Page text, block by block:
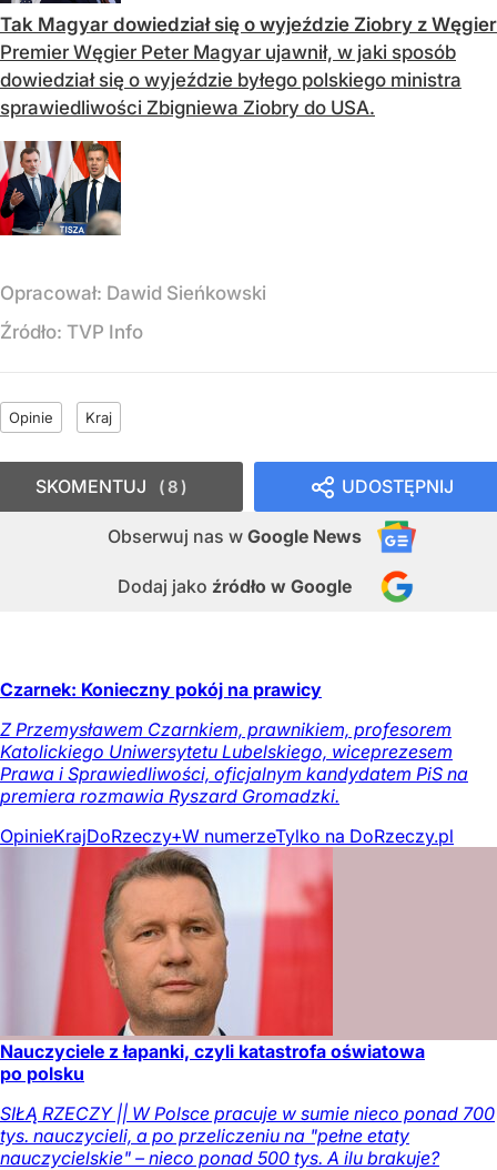
Tak Magyar dowiedział się o wyjeździe Ziobry z Węgier
Premier Węgier Peter Magyar ujawnił, w jaki sposób
dowiedział się o wyjeździe byłego polskiego ministra
sprawiedliwości Zbigniewa Ziobry do USA.
Opracował: Dawid Sieńkowski
Źródło: TVP Info
Opinie Kraj
UDOSTĘPNIJ
Obserwuj nas w Google News
Dodaj jako źródło w Google
SKOMENTUJ 8
Czarnek: Konieczny pokój na prawicy
Z Przemysławem Czarnkiem, prawnikiem, profesorem
Katolickiego Uniwersytetu Lubelskiego, wiceprezesem
Prawa i Sprawiedliwości, oficjalnym kandydatem PiS na
premiera rozmawia Ryszard Gromadzki.
OpinieKrajDoRzeczy+W numerzeTylko na DoRzeczy.pl
Nauczyciele z łapanki, czyli katastrofa oświatowa
po polsku
SIŁĄ RZECZY || W Polsce pracuje w sumie nieco ponad 700
tys. nauczycieli, a po przeliczeniu na "pełne etaty
nauczycielskie" – nieco ponad 500 tys. A ilu brakuje?